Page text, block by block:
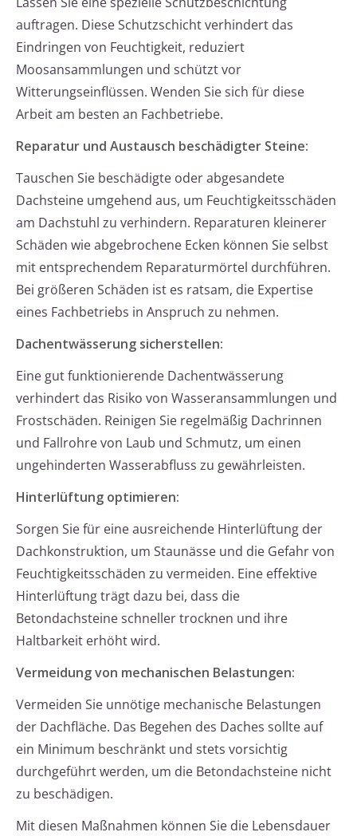
auftragen. Diese Schutzschicht verhindert das
Eindringen von Feuchtigkeit, reduziert
Moosansammlungen und schützt vor
Witterungseinflüssen. Wenden Sie sich für diese
Arbeit am besten an Fachbetriebe.
Reparatur und Austausch beschädigter Steine:
Tauschen Sie beschädigte oder abgesandete
Dachsteine umgehend aus, um Feuchtigkeitsschäden
am Dachstuhl zu verhindern. Reparaturen kleinerer
Schäden wie abgebrochene Ecken können Sie selbst
mit entsprechendem Reparaturmörtel durchführen.
Bei größeren Schäden ist es ratsam, die Expertise
eines Fachbetriebs in Anspruch zu nehmen.
Dachentwässerung sicherstellen:
Eine gut funktionierende Dachentwässerung
verhindert das Risiko von Wasseransammlungen und
Frostschäden. Reinigen Sie regelmäßig Dachrinnen
und Fallrohre von Laub und Schmutz, um einen
ungehinderten Wasserabfluss zu gewährleisten.
Hinterlüftung optimieren:
Sorgen Sie für eine ausreichende Hinterlüftung der
Dachkonstruktion, um Staunässe und die Gefahr von
Feuchtigkeitsschäden zu vermeiden. Eine effektive
Hinterlüftung trägt dazu bei, dass die
Betondachsteine schneller trocknen und ihre
Haltbarkeit erhöht wird.
Vermeidung von mechanischen Belastungen:
Vermeiden Sie unnötige mechanische Belastungen
der Dachfläche. Das Begehen des Daches sollte auf
ein Minimum beschränkt und stets vorsichtig
durchgeführt werden, um die Betondachsteine nicht
zu beschädigen.
Mit diesen Maßnahmen können Sie die Lebensdauer